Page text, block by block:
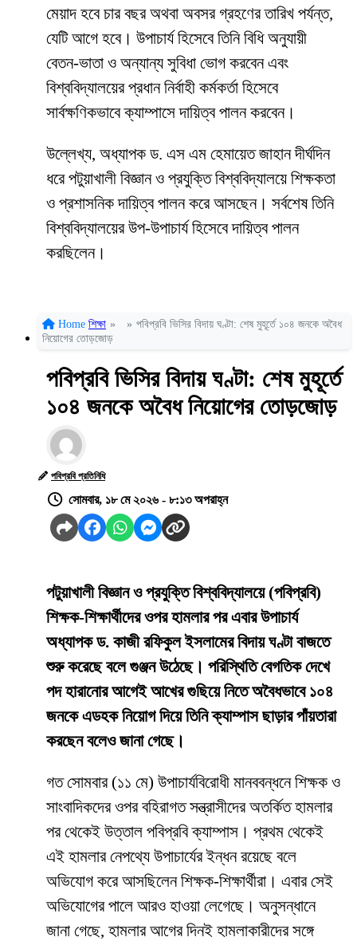
মেয়াদ হবে চার বছর অথবা অবসর গ্রহণের তারিখ পর্যন্ত,
যেটি আগে হবে। উপাচার্য হিসেবে তিনি বিধি অনুযায়ী
বেতন-ভাতা ও অন্যান্য সুবিধা ভোগ করবেন এবং
বিশ্ববিদ্যালয়ের প্রধান নির্বাহী কর্মকর্তা হিসেবে
সার্বক্ষণিকভাবে ক্যাম্পাসে দায়িত্ব পালন করবেন।
উল্লেখ্য, অধ্যাপক ড. এস এম হেমায়েত জাহান দীর্ঘদিন
ধরে পটুয়াখালী বিজ্ঞান ও প্রযুক্তি বিশ্ববিদ্যালয়ে শিক্ষকতা
ও প্রশাসনিক দায়িত্ব পালন করে আসছেন। সর্বশেষ তিনি
বিশ্ববিদ্যালয়ের উপ-উপাচার্য হিসেবে দায়িত্ব পালন
করছিলেন।
Home শিক্ষা » » পবিপ্রবি ভিসির বিদায় ঘণ্টা: শেষ মুহূর্তে ১০৪ জনকে অবৈধ
নিয়োগের তোড়জোড়
পবিপ্রবি ভিসির বিদায় ঘণ্টা: শেষ মুহূর্তে
১০৪ জনকে অবৈধ নিয়োগের তোড়জোড়
পবিপ্রবি প্রতিনিধি
সোমবার, ১৮ মে ২০২৬ - ৮:১৩ অপরাহ্ন
পটুয়াখালী বিজ্ঞান ও প্রযুক্তি বিশ্ববিদ্যালয়ে (পবিপ্রবি)
শিক্ষক-শিক্ষার্থীদের ওপর হামলার পর এবার উপাচার্য
অধ্যাপক ড. কাজী রফিকুল ইসলামের বিদায় ঘণ্টা বাজতে
শুরু করেছে বলে গুঞ্জন উঠেছে। পরিস্থিতি বেগতিক দেখে
পদ হারানোর আগেই আখের গুছিয়ে নিতে অবৈধভাবে ১০৪
জনকে এডহক নিয়োগ দিয়ে তিনি ক্যাম্পাস ছাড়ার পাঁয়তারা
করছেন বলেও জানা গেছে।
​গত সোমবার (১১ মে) উপাচার্যবিরোধী মানববন্ধনে শিক্ষক ও
সাংবাদিকদের ওপর বহিরাগত সন্ত্রাসীদের অতর্কিত হামলার
পর থেকেই উত্তাল পবিপ্রবি ক্যাম্পাস। প্রথম থেকেই
এই হামলার নেপথ্যে উপাচার্যের ইন্ধন রয়েছে বলে
অভিযোগ করে আসছিলেন শিক্ষক-শিক্ষার্থীরা। এবার সেই
অভিযোগের পালে আরও হাওয়া লেগেছে। অনুসন্ধানে
জানা গেছে, হামলার আগের দিনই হামলাকারীদের সঙ্গে